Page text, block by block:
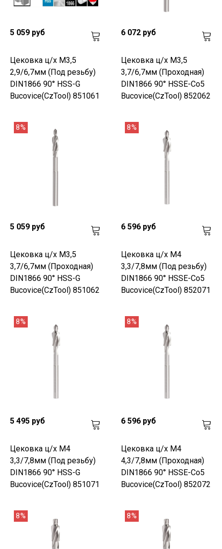
5 059 руб
Цековка ц/х M3,5
2,9/6,7мм (Под резьбу)
DIN1866 90° HSS-G
Bucovice(CzTool) 851061
6 072 руб
Цековка ц/х M3,5
3,7/6,7мм (Проходная)
DIN1866 90° HSSE-Co5
Bucovice(CzTool) 852062
8%
5 059 руб
Цековка ц/х M3,5
3,7/6,7мм (Проходная)
DIN1866 90° HSS-G
Bucovice(CzTool) 851062
8%
6 596 руб
Цековка ц/х M4
3,3/7,8мм (Под резьбу)
DIN1866 90° HSSE-Co5
Bucovice(CzTool) 852071
8%
5 495 руб
Цековка ц/х M4
3,3/7,8мм (Под резьбу)
DIN1866 90° HSS-G
Bucovice(CzTool) 851071
8%
6 596 руб
Цековка ц/х M4
4,3/7,8мм (Проходная)
DIN1866 90° HSSE-Co5
Bucovice(CzTool) 852072
8% 8%